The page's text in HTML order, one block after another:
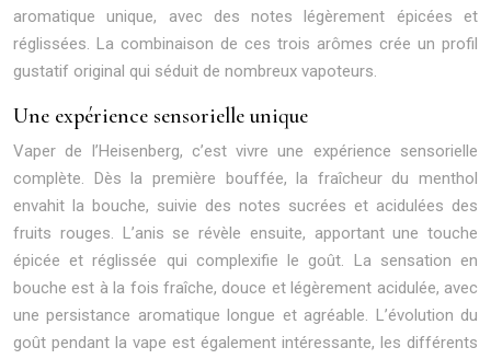
aromatique unique, avec des notes légèrement épicées et
réglissées. La combinaison de ces trois arômes crée un profil
gustatif original qui séduit de nombreux vapoteurs.
Une expérience sensorielle unique
Vaper de l’Heisenberg, c’est vivre une expérience sensorielle
complète. Dès la première bouffée, la fraîcheur du menthol
envahit la bouche, suivie des notes sucrées et acidulées des
fruits rouges. L’anis se révèle ensuite, apportant une touche
épicée et réglissée qui complexifie le goût. La sensation en
bouche est à la fois fraîche, douce et légèrement acidulée, avec
une persistance aromatique longue et agréable. L’évolution du
goût pendant la vape est également intéressante, les différents